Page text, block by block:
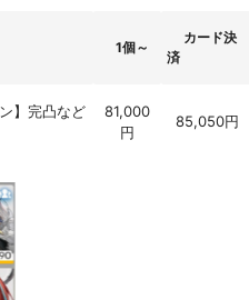
1個～
カード決
済
】完凸など
81,000
円
85,050円